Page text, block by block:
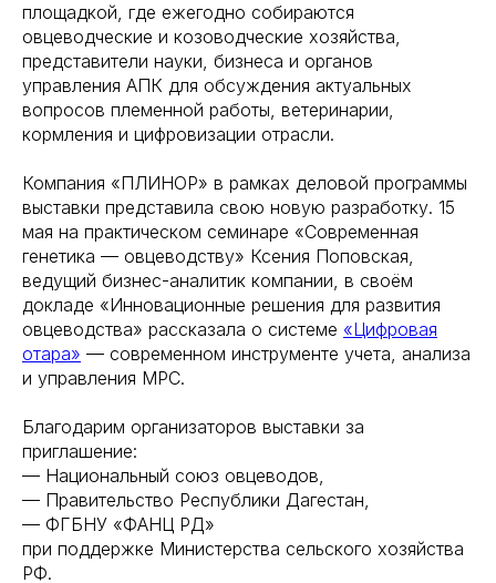
площадкой, где ежегодно собираются
овцеводческие и козоводческие хозяйства,
представители науки, бизнеса и органов
управления АПК для обсуждения актуальных
вопросов племенной работы, ветеринарии,
кормления и цифровизации отрасли.
Компания «ПЛИНОР» в рамках деловой программы
выставки представила свою новую разработку. 15
мая на практическом семинаре «Современная
генетика — овцеводству» Ксения Поповская,
ведущий бизнес-аналитик компании, в своём
докладе «Инновационные решения для развития
овцеводства» рассказала о системе «Цифровая
отара» — современном инструменте учета, анализа
и управления МРС.
Благодарим организаторов выставки за
приглашение:
— Национальный союз овцеводов,
— Правительство Республики Дагестан,
— ФГБНУ «ФАНЦ РД»
при поддержке Министерства сельского хозяйства
РФ.